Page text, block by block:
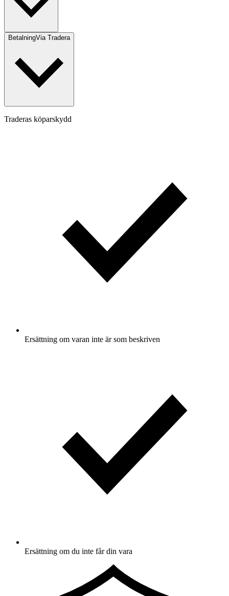
BetalningVia Tradera
Traderas köparskydd
Ersättning om varan inte är som beskriven
Ersättning om du inte får din vara